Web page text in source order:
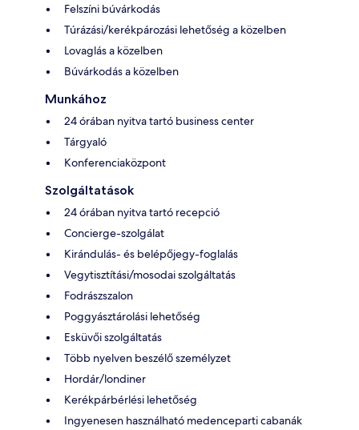
Felszíni búvárkodás
Túrázási/kerékpározási lehetőség a közelben
Lovaglás a közelben
Búvárkodás a közelben
Munkához
24 órában nyitva tartó business center
Tárgyaló
Konferenciaközpont
Szolgáltatások
24 órában nyitva tartó recepció
Concierge-szolgálat
Kirándulás- és belépőjegy-foglalás
Vegytisztítási/mosodai szolgáltatás
Fodrászszalon
Poggyásztárolási lehetőség
Esküvői szolgáltatás
Több nyelven beszélő személyzet
Hordár/londiner
Kerékpárbérlési lehetőség
Ingyenesen használható medenceparti cabanák